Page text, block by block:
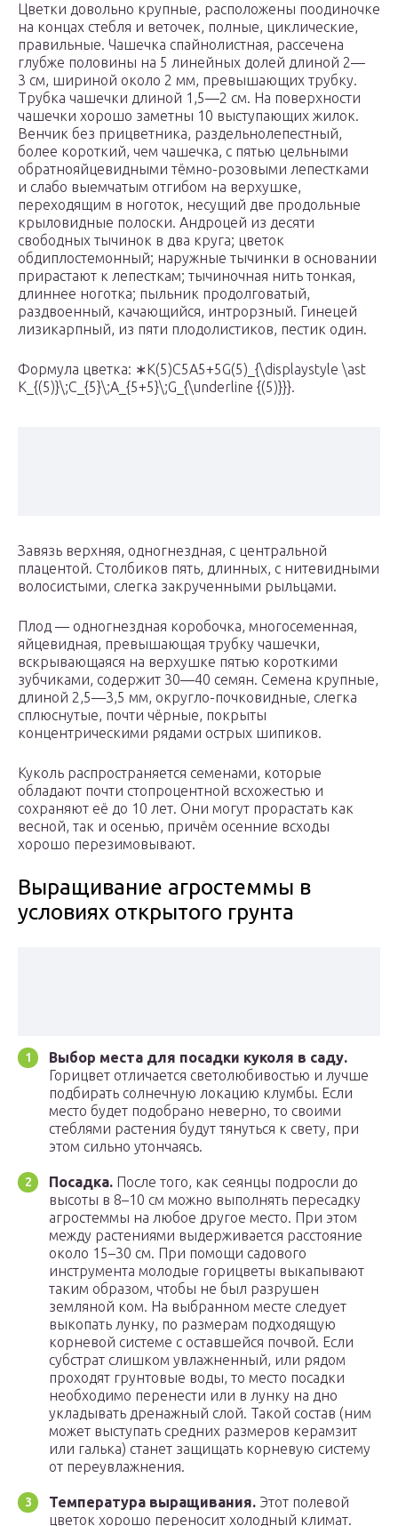
Цветки довольно крупные, расположены поодиночке
на концах стебля и веточек, полные, циклические,
правильные. Чашечка спайнолистная, рассечена
глубже половины на 5 линейных долей длиной 2—
3 см, шириной около 2 мм, превышающих трубку.
Трубка чашечки длиной 1,5—2 см. На поверхности
чашечки хорошо заметны 10 выступающих жилок.
Венчик без прицветника, раздельнолепестный,
более короткий, чем чашечка, с пятью цельными
обратнояйцевидными тёмно-розовыми лепестками
и слабо выемчатым отгибом на верхушке,
переходящим в ноготок, несущий две продольные
крыловидные полоски. Андроцей из десяти
свободных тычинок в два круга; цветок
обдиплостемонный; наружные тычинки в основании
прирастают к лепесткам; тычиночная нить тонкая,
длиннее ноготка; пыльник продолговатый,
раздвоенный, качающийся, интрорзный. Гинецей
лизикарпный, из пяти плодолистиков, пестик один.
Формула цветка: ∗K(5)C5A5+5G(5)_{\displaystyle \ast
K_{(5)}\;C_{5}\;A_{5+5}\;G_{\underline {(5)}}}.
Завязь верхняя, одногнездная, с центральной
плацентой. Столбиков пять, длинных, с нитевидными
волосистыми, слегка закрученными рыльцами.
Плод — одногнездная коробочка, многосеменная,
яйцевидная, превышающая трубку чашечки,
вскрывающаяся на верхушке пятью короткими
зубчиками, содержит 30—40 семян. Семена крупные,
длиной 2,5—3,5 мм, округло-почковидные, слегка
сплюснутые, почти чёрные, покрыты
концентрическими рядами острых шипиков.
Куколь распространяется семенами, которые
обладают почти стопроцентной всхожестью и
сохраняют её до 10 лет. Они могут прорастать как
весной, так и осенью, причём осенние всходы
хорошо перезимовывают.
Выращивание агростеммы в
условиях открытого грунта
Выбор места для посадки куколя в саду.
Горицвет отличается светолюбивостью и лучше
подбирать солнечную локацию клумбы. Если
место будет подобрано неверно, то своими
стеблями растения будут тянуться к свету, при
этом сильно утончаясь.
Посадка. После того, как сеянцы подросли до
высоты в 8–10 см можно выполнять пересадку
агростеммы на любое другое место. При этом
между растениями выдерживается расстояние
около 15–30 см. При помощи садового
инструмента молодые горицветы выкапывают
таким образом, чтобы не был разрушен
земляной ком. На выбранном месте следует
выкопать лунку, по размерам подходящую
корневой системе с оставшейся почвой. Если
субстрат слишком увлажненный, или рядом
проходят грунтовые воды, то место посадки
необходимо перенести или в лунку на дно
укладывать дренажный слой. Такой состав (ним
может выступать средних размеров керамзит
или галька) станет защищать корневую систему
от переувлажнения.
Температура выращивания. Этот полевой
цветок хорошо переносит холодный климат.